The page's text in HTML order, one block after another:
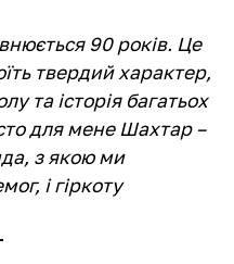
90 років. Це
твердий характер,
та історія багатьох
для мене Шахтар –
з якою ми
і гіркоту